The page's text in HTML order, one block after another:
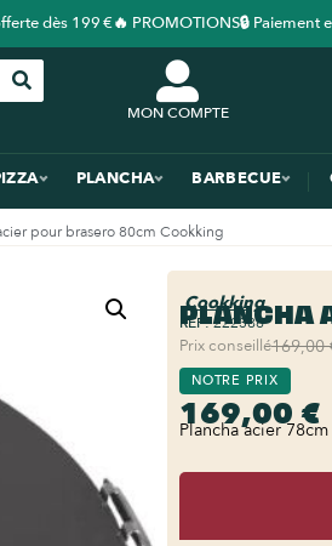
dès 199 €🔥 PROMOTIONS🔒 Paiement
MON COMPTE
PLANCHA BARBECUE
pour brasero 80cm Cookking
Cookking
PLANCHA
REF:222386
Prix conseillé169,00
NOTRE PRIX
169,00 €
Plancha acier